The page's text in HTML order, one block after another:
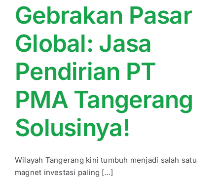
Gebrakan Pasar
Global: Jasa
Pendirian PT
PMA Tangerang
Solusinya!
Wilayah Tangerang kini tumbuh menjadi salah satu
magnet investasi paling [...]